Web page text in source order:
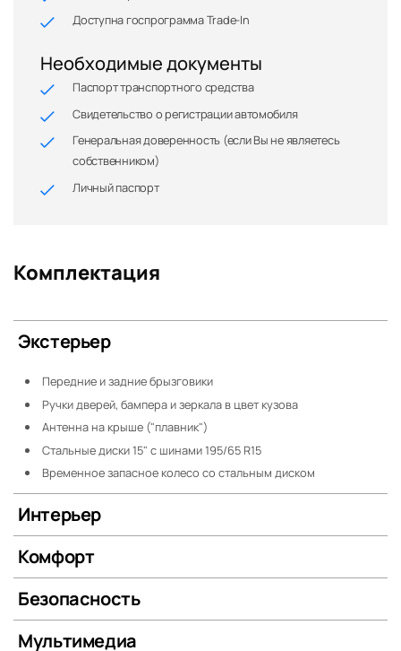
Доступна госпрограмма Trade-In
Необходимые документы
Паспорт транспортного средства
Свидетельство о регистрации автомобиля
Генеральная доверенность (если Вы не являетесь
собственником)
Личный паспорт
Комплектация
Экстерьер
Передние и задние брызговики
Ручки дверей, бампера и зеркала в цвет кузова
Антенна на крыше ("плавник")
Стальные диски 15" с шинами 195/65 R15
Временное запасное колесо со стальным диском
Интерьер
Комфорт
Безопасность
Мультимедиа